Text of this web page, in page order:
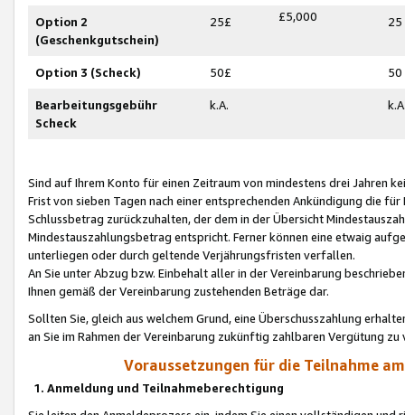
Option 2
(Geschenkgutschein)
25£ £5,000 25
Option 3 (Scheck) 50£ 50
Bearbeitungsgebühr
Scheck
k.A.
Sind auf Ihrem Konto für einen Zeitraum von mindestens drei Jahren
Frist von sieben Tagen nach einer entsprechenden Ankündigung die
Schlussbetrag zurückzuhalten, der dem in der Übersicht
Mindestauszahlungsbetrag entspricht. Ferner können eine etwaig
unterliegen oder durch geltende Verjährungsfristen verfallen.
An Sie unter Abzug bzw. Einbehalt aller in der Vereinbarung
Ihnen gemäß der Vereinbarung zustehenden Beträge dar.
Sollten Sie, gleich aus welchem Grund, eine Überschusszahlung
an Sie im Rahmen der Vereinbarung zukünftig zahlbaren Vergütung zu
Voraussetzungen für die Teilnahme
1. Anmeldung und Teilnahmeberechtigung